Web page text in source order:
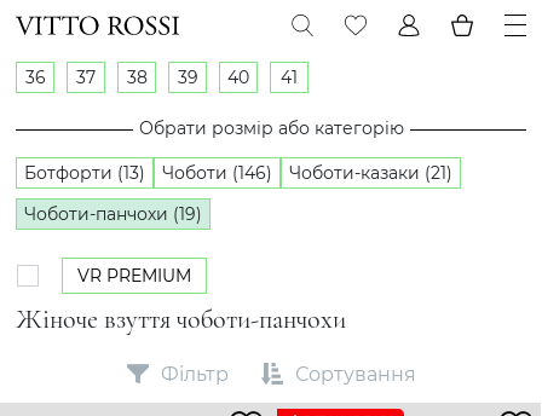
Жіноче взуття чоботи-панчохи
36 37 38 39 40 41
Обрати розмір або категорію
Ботфорти (13) Чоботи (146)
Чоботи-казаки (21)
Чоботи-панчохи (19)
VR PREMIUM
Фільтр Сортування